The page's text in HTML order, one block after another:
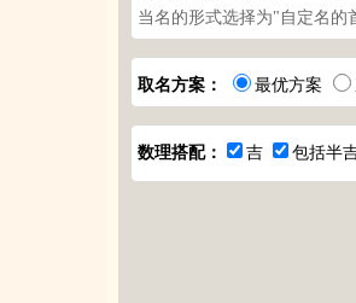
当名的形式选择为"自定名
取名方案： 最优方案
数理搭配： 吉 包括半